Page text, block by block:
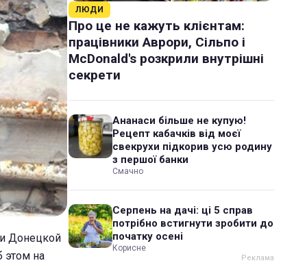
Донецкой
этом на
ЛЮДИ
Про це не кажуть клієнтам:
працівники Аврори, Сільпо і
McDonald's розкрили внутрішні
секрети
Ананаси більше не купую!
Рецепт кабачків від моєї
свекрухи підкорив усю родину
з першої банки
Смачно
Серпень на дачі: ці 5 справ
потрібно встигнути зробити до
початку осені
Корисне